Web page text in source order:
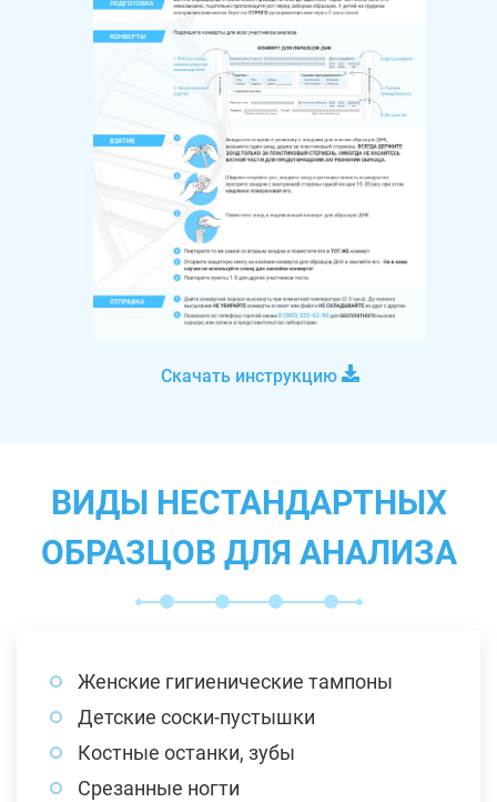
Скачать инструкцию
ВИДЫ НЕСТАНДАРТНЫХ
ОБРАЗЦОВ ДЛЯ АНАЛИЗА
Женские гигиенические тампоны
Детские соски-пустышки
Костные останки, зубы
Срезанные ногти